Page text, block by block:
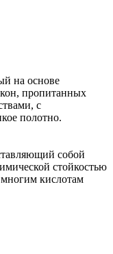
на основе
пропитанных
с
полотно.
собой
стойкостью
кислотам